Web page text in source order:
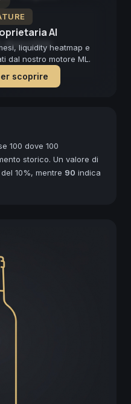
AI
liquidity heatmap e
dal nostro motore ML.
scoprire
100 dove 100
storico. Un valore di
10%, mentre 90 indica